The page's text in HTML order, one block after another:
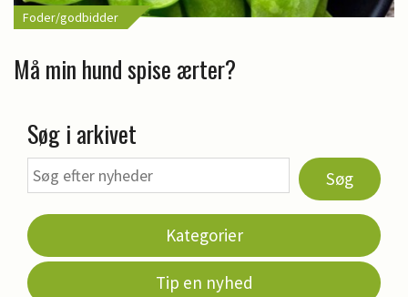
Foder/godbidder
Må min hund spise ærter?
Søg i arkivet
Søg
Kategorier
Tip en nyhed